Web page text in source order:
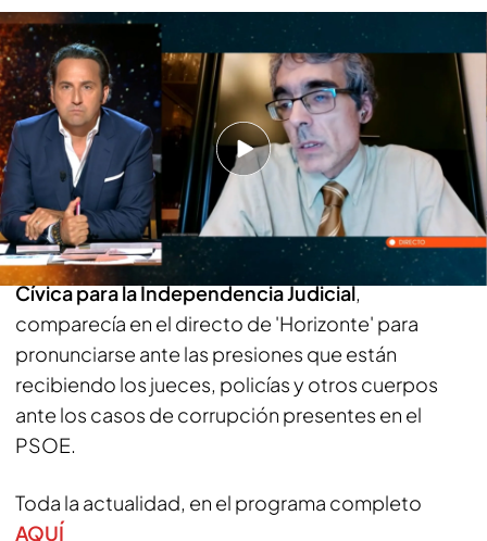
Jesús Villegas, atemorizado por las presiones que están recibiendo:
"Tengo mucho miedo de que acaben la investigación al margen de jueces"
PUEDE INTERESARTE
Los casos judiciales que acorralan a Pedro
Sánchez: distintos tribunales y jueces de muy
variado perfil
Jesús Villegas, juez y miembro de Plataforma
Cívica para la Independencia Judicial,
comparecía en el directo de 'Horizonte' para
pronunciarse ante las presiones que están
recibiendo los jueces, policías y otros cuerpos
ante los casos de corrupción presentes en el
PSOE.
Toda la actualidad, en el programa completo
AQUÍ